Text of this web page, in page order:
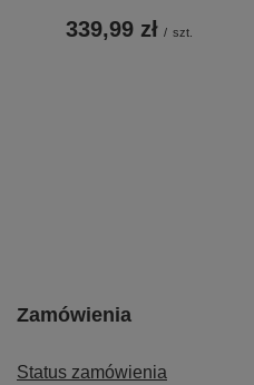
339,99 zł / szt.
Zamówienia
Status zamówienia